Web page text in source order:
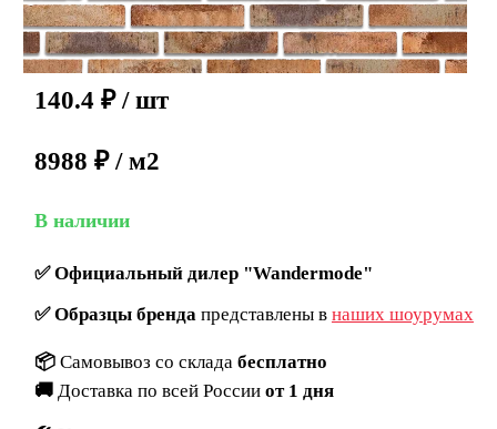
140.4 ₽ / шт
8988 ₽ / м2
В наличии
✅Официальный дилер "Wandermode"
✅Образцы брендапредставлены в наших шоурумах
📦 Самовывоз со склада бесплатно
🚚 Доставка по всей России от 1 дня